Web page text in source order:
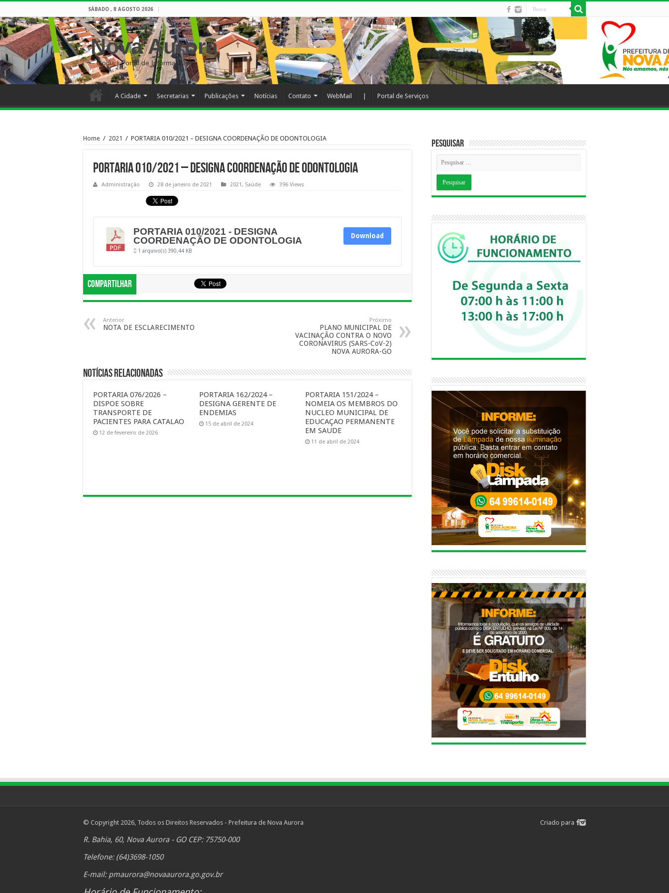
SÁBADO , 8 AGOSTO 2026
Nova Aurora
– Goiás | Portal de Informações
A Cidade Secretarias Publicações Notícias Contato WebMail Portal de Serviços
Home / 2021 / PORTARIA 010/2021 – DESIGNA COORDENAÇÃO DE ODONTOLOGIA
PORTARIA 010/2021 – DESIGNA COORDENAÇÃO DE ODONTOLOGIA
Administração 28 de janeiro de 2021 2021, Saúde 396 Views
PORTARIA 010/2021 - DESIGNA
COORDENAÇÃO DE ODONTOLOGIA
1 arquivo(s) 390.44 KB
Download
Compartilhar
Anterior
NOTA DE ESCLARECIMENTO
Próximo
PLANO MUNICIPAL DE
VACINAÇÃO CONTRA O NOVO
CORONAVIRUS (SARS-CoV-2)
NOVA AURORA-GO
Notícias Relacionadas
PORTARIA 076/2026 –
DISPOE SOBRE
TRANSPORTE DE
PACIENTES PARA CATALAO
12 de fevereiro de 2026
PORTARIA 162/2024 –
DESIGNA GERENTE DE
ENDEMIAS
15 de abril de 2024
PORTARIA 151/2024 –
NOMEIA OS MEMBROS DO
NUCLEO MUNICIPAL DE
EDUCAÇAO PERMANENTE
EM SAUDE
11 de abril de 2024
Pesquisar
Criado para
© Copyright 2026, Todos os Direitos Reservados - Prefeitura de Nova Aurora
R. Bahia, 60, Nova Aurora - GO CEP: 75750-000
Telefone: (64)3698-1050
E-mail: pmaurora@novaaurora.go.gov.br